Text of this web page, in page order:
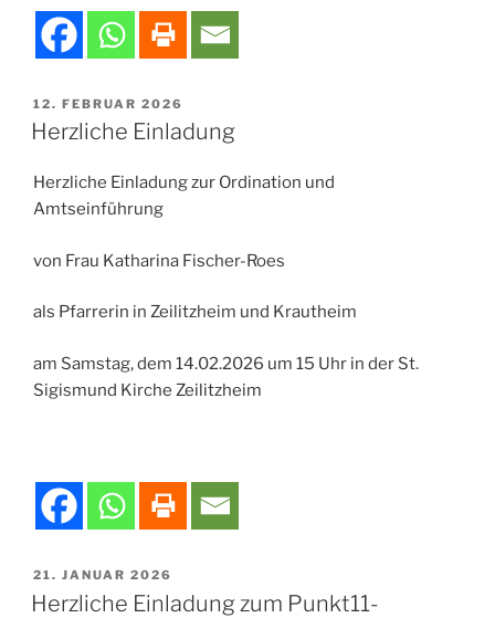
VERÖFFENTLICHT
AM
12. FEBRUAR 2026
Herzliche Einladung
Herzliche Einladung zur Ordination und
Amtseinführung
von Frau Katharina Fischer-Roes
als Pfarrerin in Zeilitzheim und Krautheim
am Samstag, dem 14.02.2026 um 15 Uhr in der St.
Sigismund Kirche Zeilitzheim
VERÖFFENTLICHT
AM
21. JANUAR 2026
Herzliche Einladung zum Punkt11-